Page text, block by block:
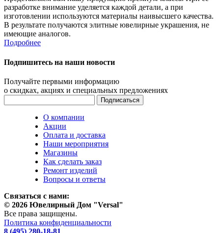
разработке внимание уделяется каждой детали, а при
изготовлении используются материалы наивысшего качества.
В результате получаются элитные ювелирные украшения, не
имеющие аналогов.
Подробнее
Подпишитесь на наши новости
Получайте первыми информацию
о скидках, акциях и специальных предложениях
О компании
Акции
Оплата и доставка
Наши мероприятия
Магазины
Как сделать заказ
Ремонт изделий
Вопросы и ответы
Связаться с нами:
© 2026 Ювелирный Дом "Versal"
Все права защищены.
Политика конфиденциальности
8 (495) 280-18-81